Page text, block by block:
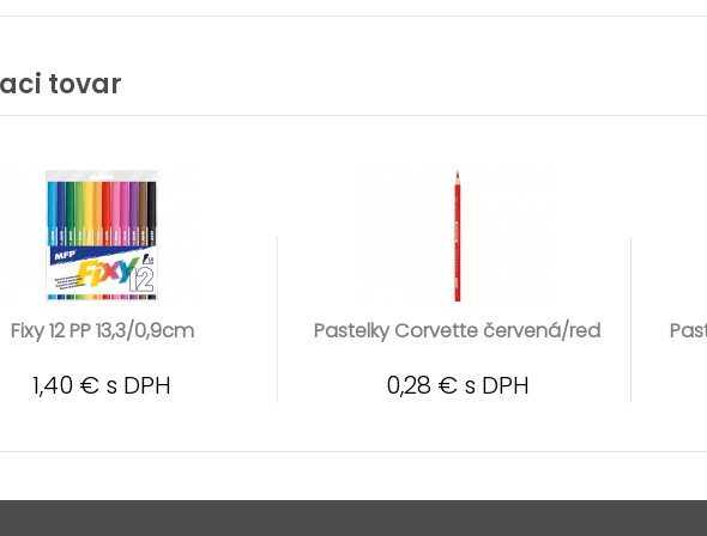
tovar
Fixy 12 PP 13,3/0,9cm
1,40 € s DPH
Pastelky Corvette červená/red
0,28 € s DPH